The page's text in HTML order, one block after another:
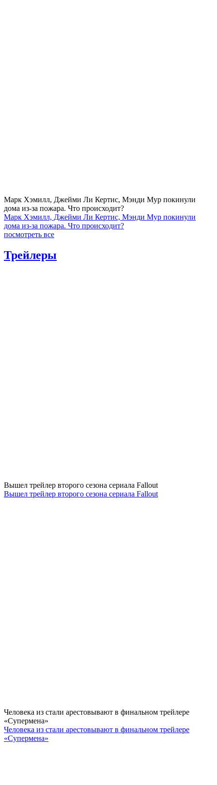
Марк Хэмилл, Джейми Ли Кертис, Мэнди Мур покинули
дома из-за пожара. Что происходит?
Марк Хэмилл, Джейми Ли Кертис, Мэнди Мур покинули
дома из-за пожара. Что происходит?
посмотреть все
Трейлеры
Вышел трейлер второго сезона сериала Fallout
Вышел трейлер второго сезона сериала Fallout
Человека из стали арестовывают в финальном трейлере
«Супермена»
Человека из стали арестовывают в финальном трейлере
«Супермена»